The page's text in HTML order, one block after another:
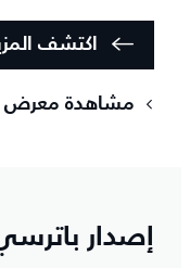
اكتشف
مشاهدة معرض
إصدار